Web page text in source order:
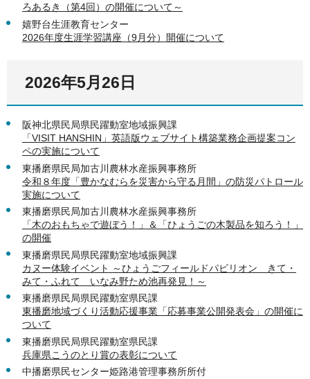
ろあるき（第4回）の開催について～
嬉野台生涯教育センター
2026年度生涯学習講座（9月分）開催について
2026年5月26日
阪神北県民局県民躍動室地域振興課
「VISIT HANSHIN」英語版ウェブサイト構築業務企画提案コン
ペの実施について
東播磨県民局加古川農林水産振興事務所
令和８年度「豊かなむらを災害から守る月間」の防災パトロール
実施について
東播磨県民局加古川農林水産振興事務所
「木のおもちゃで遊ぼう！」＆「ひょうごの木製品を知ろう！」
の開催
東播磨県民局県民躍動室地域振興課
カヌー体験イベント ～ひょうごフィールドパビリオン きて・
みて・ふれて いなみ野ため池再発見！～
東播磨県民局県民躍動室県民課
東播磨地域づくり活動応援事業「応募事業公開発表会」の開催に
ついて
東播磨県民局県民躍動室県民課
兵庫県こうのとり賞の表彰について
中播磨県民センター姫路港管理事務所所付